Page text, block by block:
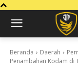
Beranda Daerah
Penambahan Kodam di